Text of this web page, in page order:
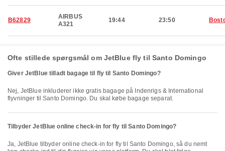
B62829
AIRBUS
A321
19:44 23:50
Ofte stillede spørgsmål om JetBlue fly til Santo Domingo
Giver JetBlue tilladt bagage til fly til Santo Domingo?
Nej, JetBlue inkluderer ikke gratis bagage på Indenrigs & International
flyvninger til Santo Domingo. Du skal købe bagage separat.
Tilbyder JetBlue online check-in for fly til Santo Domingo?
Ja, JetBlue tilbyder online check-in for fly til Santo Domingo, så du nemt